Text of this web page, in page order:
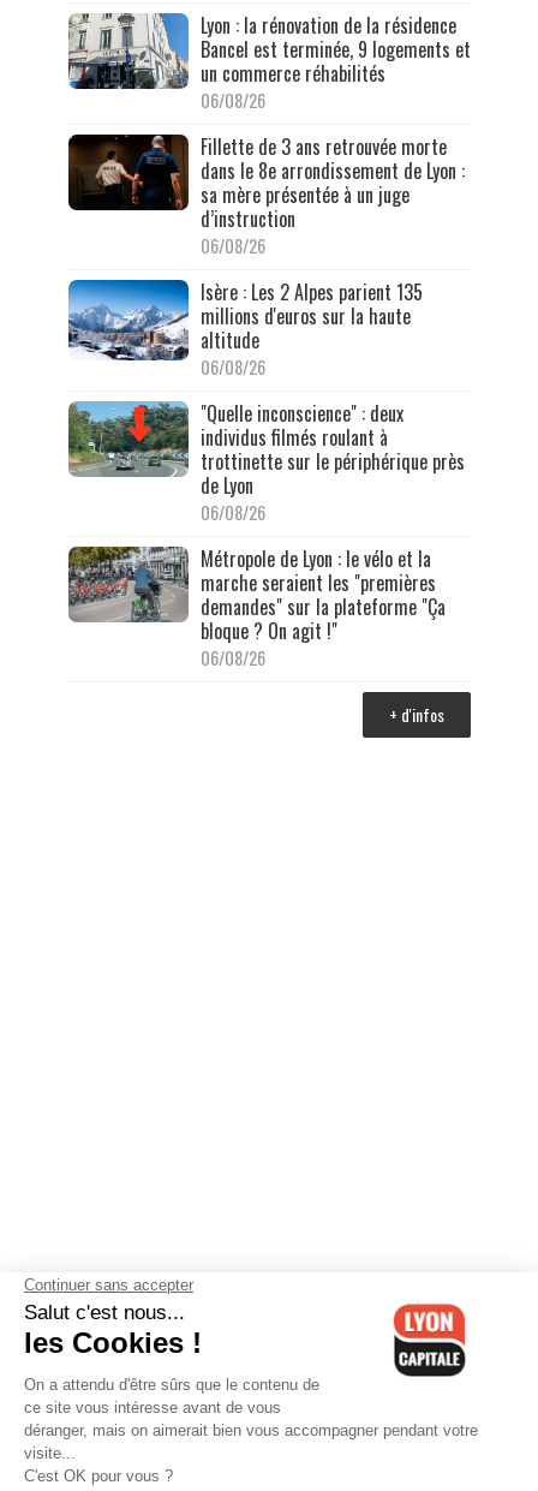
Lyon : la rénovation de la résidence
Bancel est terminée, 9 logements et
un commerce réhabilités
06/08/26
Fillette de 3 ans retrouvée morte
dans le 8e arrondissement de Lyon :
sa mère présentée à un juge
d’instruction
06/08/26
Isère : Les 2 Alpes parient 135
millions d'euros sur la haute
altitude
06/08/26
"Quelle inconscience" : deux
individus filmés roulant à
trottinette sur le périphérique près
de Lyon
06/08/26
Métropole de Lyon : le vélo et la
marche seraient les "premières
demandes" sur la plateforme "Ça
bloque ? On agit !"
06/08/26
+ d'infos